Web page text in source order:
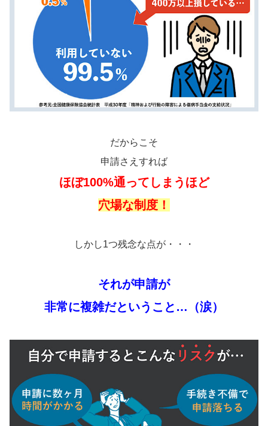
だからこそ
申請さえすれば
ほぼ100%通ってしまうほど
穴場な制度！
しかし1つ残念な点が・・・
それが申請が
非常に複雑だということ…（涙）